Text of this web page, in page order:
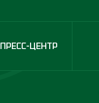
ПРЕСС-ЦЕНТР